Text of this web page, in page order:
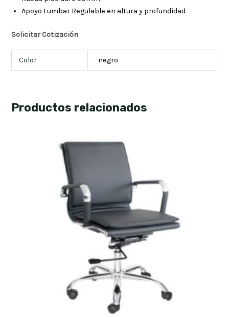
Apoyo Lumbar Regulable en altura y profundidad
Solicitar Cotización
Color negro
Productos relacionados